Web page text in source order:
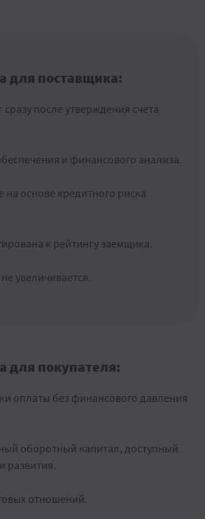
для поставщика:
после утверждения счета
и финансового анализа.
основе кредитного риска
к рейтингу заемщика.
увеличивается.
для покупателя:
оплаты без финансового давления
оборотный капитал, доступный
развития.
отношений.